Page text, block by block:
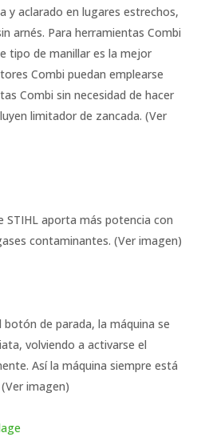
y aclarado en lugares estrechos,
arnés. Para herramientas Combi
tipo de manillar es la mejor
Combi puedan emplearse
Combi sin necesidad de hacer
limitador de zancada. (Ver
STIHL aporta más potencia con
contaminantes. (Ver imagen)
de parada, la máquina se
volviendo a activarse el
Así la máquina siempre está
imagen)